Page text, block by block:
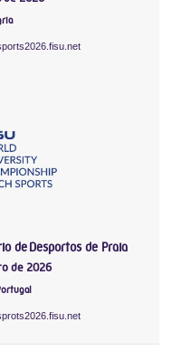
de Desportos de Praia
de 2026